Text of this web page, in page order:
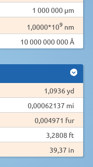
1 000 000 µm
1,0000*109 nm
10 000 000 000 Å
1,0936 yd
0,00062137 mi
0,004971 fur
3,2808 ft
39,37 in